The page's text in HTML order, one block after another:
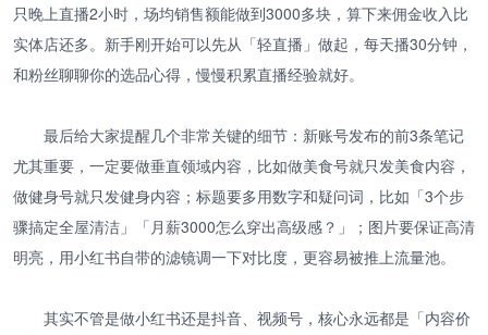
只晚上直播2小时，场均销售额能做到3000多块，算下来佣金收入比
实体店还多。新手刚开始可以先从「轻直播」做起，每天播30分钟，
和粉丝聊聊你的选品心得，慢慢积累直播经验就好。
最后给大家提醒几个非常关键的细节：新账号发布的前3条笔记
尤其重要，一定要做垂直领域内容，比如做美食号就只发美食内容，
做健身号就只发健身内容；标题要多用数字和疑问词，比如「3个步
骤搞定全屋清洁」「月薪3000怎么穿出高级感？」；图片要保证高清
明亮，用小红书自带的滤镜调一下对比度，更容易被推上流量池。
其实不管是做小红书还是抖音、视频号，核心永远都是「内容价